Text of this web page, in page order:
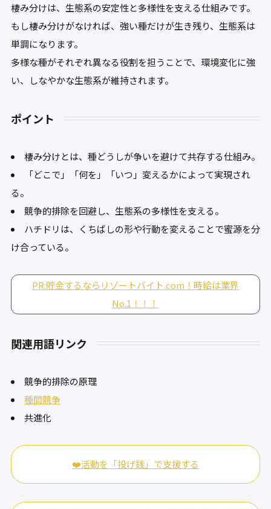
棲み分けは、生態系の安定性と多様性を支える仕組みです。
もし棲み分けがなければ、強い種だけが生き残り、生態系は
単調になります。
多様な種がそれぞれ異なる役割を担うことで、環境変化に強
い、しなやかな生態系が維持されます。
ポイント
棲み分けとは、種どうしが争いを避けて共存する仕組み。
「どこで」「何を」「いつ」変えるかによって実現され
る。
競争的排除を回避し、生態系の多様性を支える。
ハチドリは、くちばしの形や行動を変えることで蜜源を分
け合っている。
PR:貯金するならリゾートバイト.com！時給は業界
No.1！！！
関連用語リンク
競争的排除の原理
種間競争
共進化
❤️活動を「投げ銭」で支援する